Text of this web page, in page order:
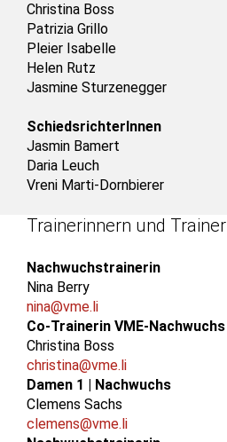
Christina Boss
Patrizia Grillo
Pleier Isabelle
Helen Rutz
Jasmine Sturzenegger
SchiedsrichterInnen
Jasmin Bamert
Daria Leuch
Vreni Marti-Dornbierer
Trainerinnern und Trainer
Nachwuchstrainerin
Nina Berry
nina@vme.li
Co-Trainerin VME-Nachwuchs
Christina Boss
christina@vme.li
Damen 1 | Nachwuchs
Clemens Sachs
clemens@vme.li